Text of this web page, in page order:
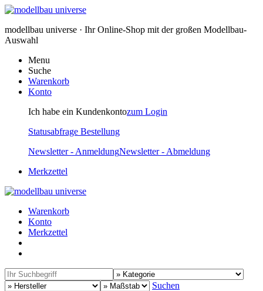
modellbau universe · Ihr Online-Shop mit der großen Modellbau-
Auswahl
Menu
Suche
Warenkorb
Konto
Ich habe ein Kundenkontozum Login
Statusabfrage Bestellung
Newsletter - AnmeldungNewsletter - Abmeldung
Merkzettel
Warenkorb
Konto
Merkzettel
Suchen